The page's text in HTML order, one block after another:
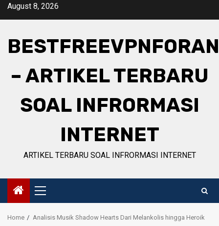
SkipAugust 8, 2026
– ARTIKEL TERBARU
SOAL INFRORMASI
INTERNET
ARTIKEL TERBARU SOAL INFRORMASI INTERNET
Primary
Menu
Home Analisis Musik Shadow Hearts Dari Melankolis hingga Heroik